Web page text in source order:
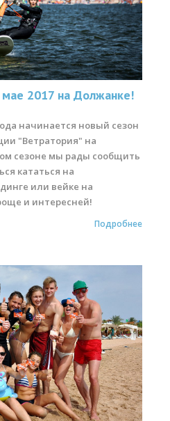
архив
Видео
виндсерфингу
и вейкборд
скидок
катания
Станции
2017 на Должанке!
начинается новый сезон
"Ветратория" на
сезоне мы рады сообщить
кататься на
или вейке на
и интересней!
Подробнее